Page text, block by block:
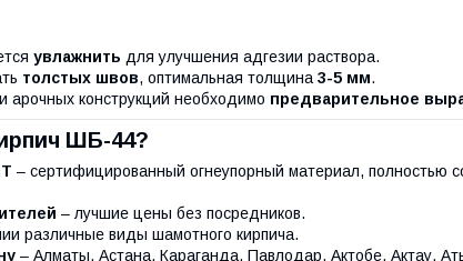
увлажнить для улучшения адгезии раствора.
толстых швов, оптимальная толщина 3-5 мм.
арочных конструкций необходимо предварительное
ШБ-44?
– сертифицированный огнеупорный материал, полностью
– лучшие цены без посредников.
различные виды шамотного кирпича.
– Алматы, Астана, Караганда, Павлодар, Актобе, Актау,